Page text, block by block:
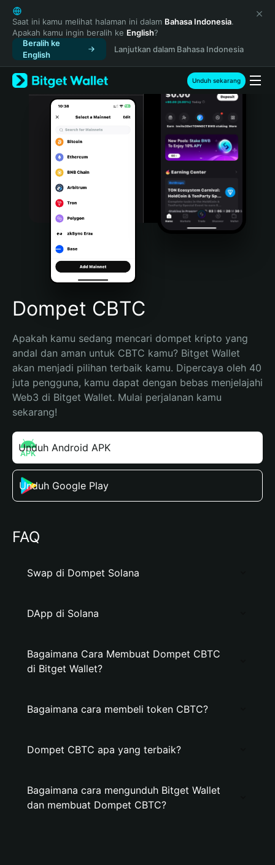
English
日本語
Tiếng Việt
Русский
Español (Latinoamérica)
Türkçe
Italiano
Português (Portugal)
Bahasa Indonesia
Português (Brasil)
Español (Argentina)
Saat ini kamu melihat halaman ini dalam Bahasa Indonesia.
Apakah kamu ingin beralih ke English?
Beralih ke
English
Lanjutkan dalam Bahasa Indonesia
Unduh sekarang
Dompet CBTC
Apakah kamu sedang mencari dompet kripto yang
andal dan aman untuk CBTC kamu? Bitget Wallet
akan menjadi pilihan terbaik kamu. Dipercaya oleh 40
juta pengguna, kamu dapat dengan bebas menjelajahi
Web3 di Bitget Wallet. Mulai perjalanan kamu
sekarang!
Unduh Android APK
Unduh Google Play
FAQ
Swap di Dompet Solana
DApp di Solana
Bagaimana Cara Membuat Dompet CBTC
di Bitget Wallet?
Bagaimana cara membeli token CBTC?
Dompet CBTC apa yang terbaik?
Bagaimana cara mengunduh Bitget Wallet
dan membuat Dompet CBTC?